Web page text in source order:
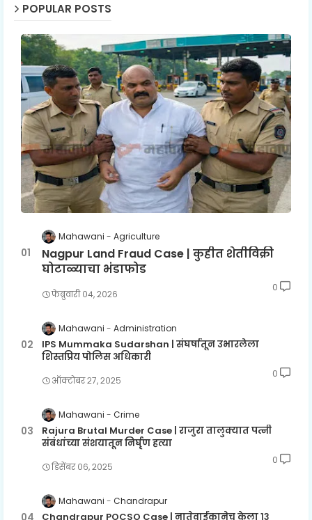
POPULAR POSTS
Mahawani Agriculture
Nagpur Land Fraud Case | कुहीत शेतीविक्री
घोटाळ्याचा भंडाफोड
फेब्रुवारी ०४, २०२६
0
Mahawani Administration
IPS Mummaka Sudarshan | संघर्षातून उभारलेला
शिस्तप्रिय पोलिस अधिकारी
ऑक्टोबर २७, २०२५
0
Mahawani Crime
Rajura Brutal Murder Case | राजुरा तालुक्यात पत्नी
संबंधांच्या संशयातून निर्घृण हत्या
डिसेंबर ०६, २०२५
0
Mahawani Chandrapur
Chandrapur POCSO Case | नातेवाईकानेच केला १३